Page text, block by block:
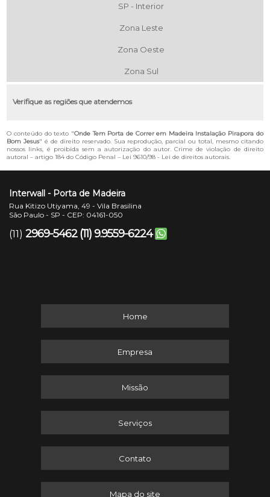
SP - Interior
Zona Leste
Zona Oeste
Zona Sul
Verifique as regiões que atendemos
O conteúdo do texto "Onde Tem Porta de Correr em Madeira Instalação Pirapora do
Bom Jesus" é de direito reservado. Sua reprodução, parcial ou total, mesmo citando
nossos links, é proibida sem a autorização do autor. Crime de violação de direito
autoral – artigo 184 do Código Penal – Lei 9610/98 - Lei de direitos autorais.
Interwall - Porta de Madeira
Rua Kitizo Utiyama, 49 - Vila Brasilina
São Paulo - SP - CEP: 04161-050
(11) 2969-5462 (11) 9.9559-6224
Home
Empresa
Missão
Serviços
Contato
Mapa do site